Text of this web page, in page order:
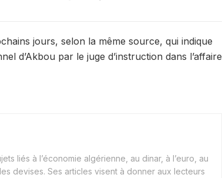
jours, selon la même source, qui indique
d’Akbou par le juge d’instruction dans l’affaire
liés à l’économie algérienne, au dinar, à l’euro, au
devises. Ses articles visent à donner aux lecteurs